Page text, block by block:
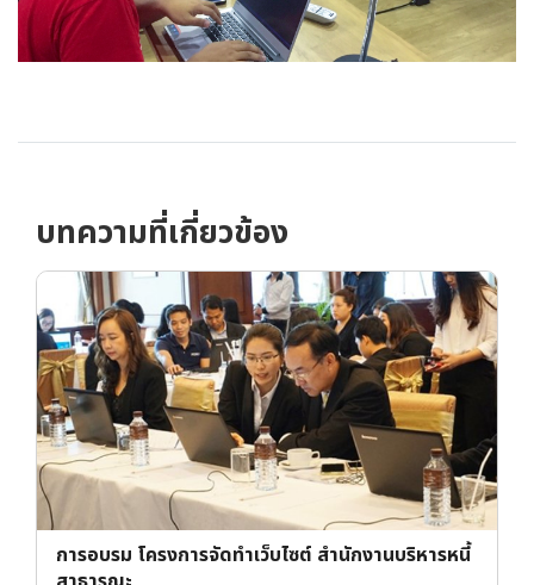
บทความที่เกี่ยวข้อง
การอบรม โครงการจัดทำเว็บไซต์ สำนักงานบริหารหนี้